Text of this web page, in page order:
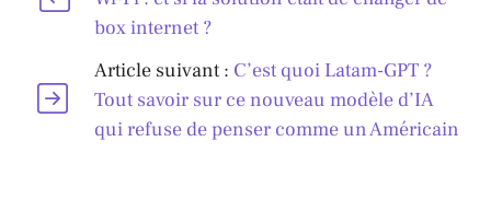
box internet ?
Article suivant : C’est quoi Latam-GPT ?
Tout savoir sur ce nouveau modèle d’IA
qui refuse de penser comme un Américain